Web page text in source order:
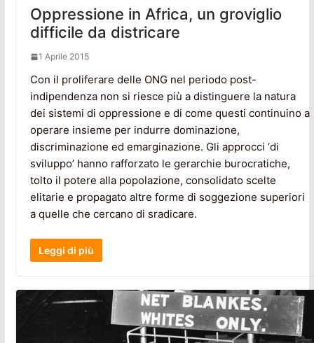
Oppressione in Africa, un groviglio
difficile da districare
1 Aprile 2015
Con il proliferare delle ONG nel periodo post-
indipendenza non si riesce più a distinguere la natura
dei sistemi di oppressione e di come questi continuino a
operare insieme per indurre dominazione,
discriminazione ed emarginazione. Gli approcci ‘di
sviluppo’ hanno rafforzato le gerarchie burocratiche,
tolto il potere alla popolazione, consolidato scelte
elitarie e propagato altre forme di soggezione superiori
a quelle che cercano di sradicare.
Leggi di più